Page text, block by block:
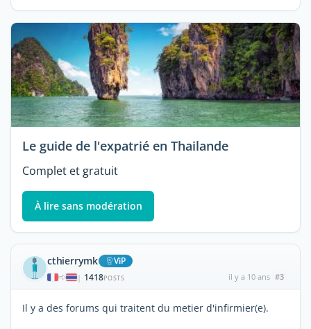
Le guide de l'expatrié en Thailande
Complet et gratuit
À lire sans modération
cthierrymk ViP
| 1418POSTS il y a 10 ans #3
Il y a des forums qui traitent du metier d'infirmier(e).